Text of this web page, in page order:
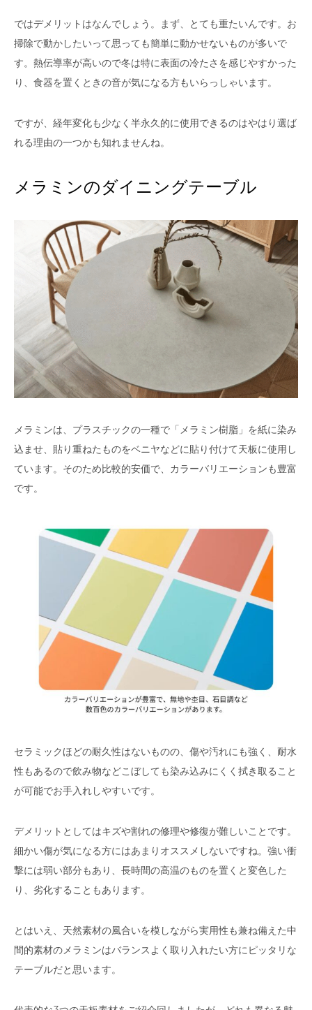
ではデメリットはなんでしょう。まず、とても重たいんです。お
掃除で動かしたいって思っても簡単に動かせないものが多いで
す。熱伝導率が高いので冬は特に表面の冷たさを感じやすかった
り、食器を置くときの音が気になる方もいらっしゃいます。
ですが、経年変化も少なく半永久的に使用できるのはやはり選ば
れる理由の一つかも知れませんね。
メラミンのダイニングテーブル
メラミンは、プラスチックの一種で「メラミン樹脂」を紙に染み
込ませ、貼り重ねたものをベニヤなどに貼り付けて天板に使用し
ています。そのため比較的安価で、カラーバリエーションも豊富
です。
セラミックほどの耐久性はないものの、傷や汚れにも強く、耐水
性もあるので飲み物などこぼしても染み込みにくく拭き取ること
が可能でお手入れしやすいです。
デメリットとしてはキズや割れの修理や修復が難しいことです。
細かい傷が気になる方にはあまりオススメしないですね。強い衝
撃には弱い部分もあり、長時間の高温のものを置くと変色した
り、劣化することもあります。
とはいえ、天然素材の風合いを模しながら実用性も兼ね備えた中
間的素材のメラミンはバランスよく取り入れたい方にピッタリな
テーブルだと思います。